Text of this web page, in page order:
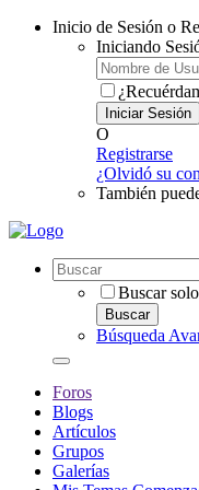
Inicio de Sesión o
Iniciando
Iniciar Sesión
O
Registrarse
¿Olvidó su
También
Buscar
Buscar
Búsqueda
Foros
Blogs
Artículos
Grupos
Galerías